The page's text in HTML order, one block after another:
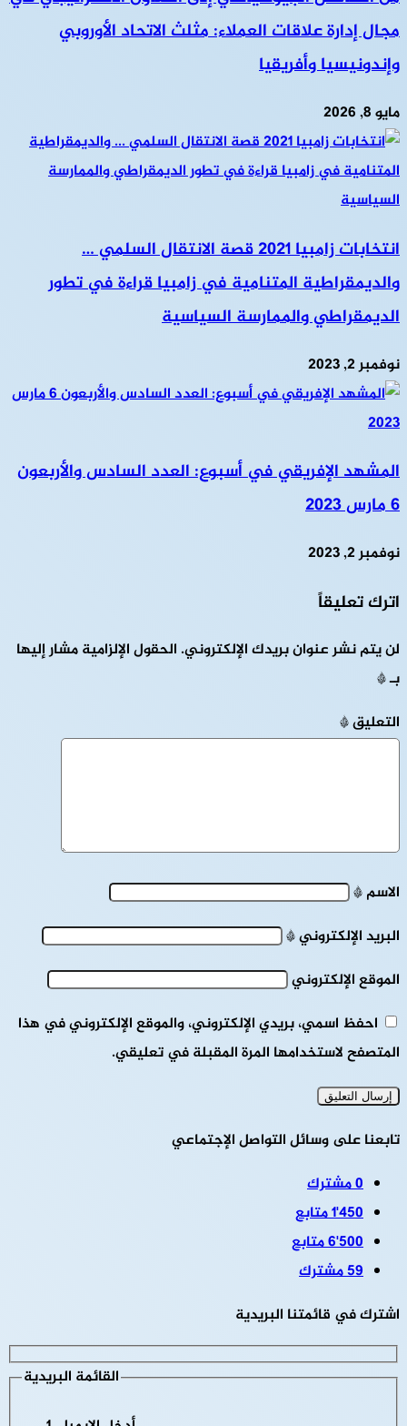
مجال إدارة علاقات العملاء: مثلث الاتحاد الأوروبي
وإندونيسيا وأفريقيا
مايو 8, 2026
انتخابات زامبيا 2021 قصة الانتقال السلمي …
والديمقراطية المتنامية في زامبيا قراءة في تطور
الديمقراطي والممارسة السياسية
نوفمبر 2, 2023
المشهد الإفريقي في أسبوع: العدد السادس والأربعون
6 مارس 2023
نوفمبر 2, 2023
اترك تعليقاً
لن يتم نشر عنوان بريدك الإلكتروني. الحقول الإلزامية مشار إليها
بـ*
التعليق*
الاسم*
البريد الإلكتروني*
الموقع الإلكتروني
احفظ اسمي، بريدي الإلكتروني، والموقع الإلكتروني في هذا
المتصفح لاستخدامها المرة المقبلة في تعليقي.
تابعنا على وسائل التواصل الإجتماعي
0مشترك
1٬450متابع
6٬500متابع
59مشترك
اشترك في قائمتنا البريدية
القائمة البريدية